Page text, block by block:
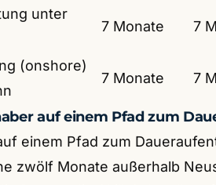
unter
7 Monate 7
(onshore)
7 Monate 7
auf einem Pfad zum
einem Pfad zum
zwölf Monate außerhalb